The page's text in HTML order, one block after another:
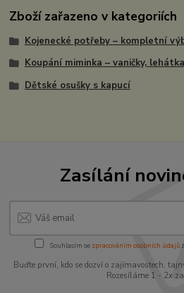
Zboží zařazeno v kategoriích
Kojenecké potřeby – kompletní
Koupání miminka – vaničky,
Dětské osušky s kapucí
Zasílání
Souhlasím se zpracováním osobních údajů
Buďte první, kdo se dozví o zajímavostech,
Rozesíláme 1 - 2x